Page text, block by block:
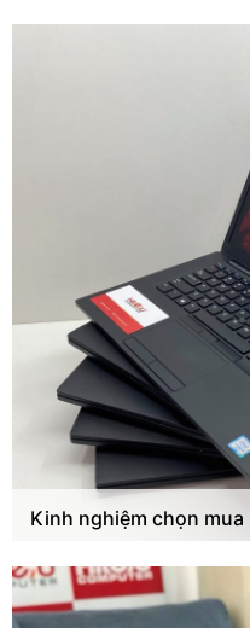
Kinh nghiệm chọn